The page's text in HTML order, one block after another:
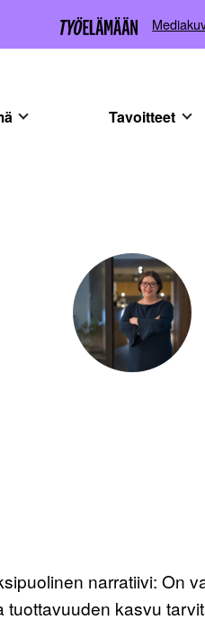
Tavoitteet
narratiivi: On
kasvu